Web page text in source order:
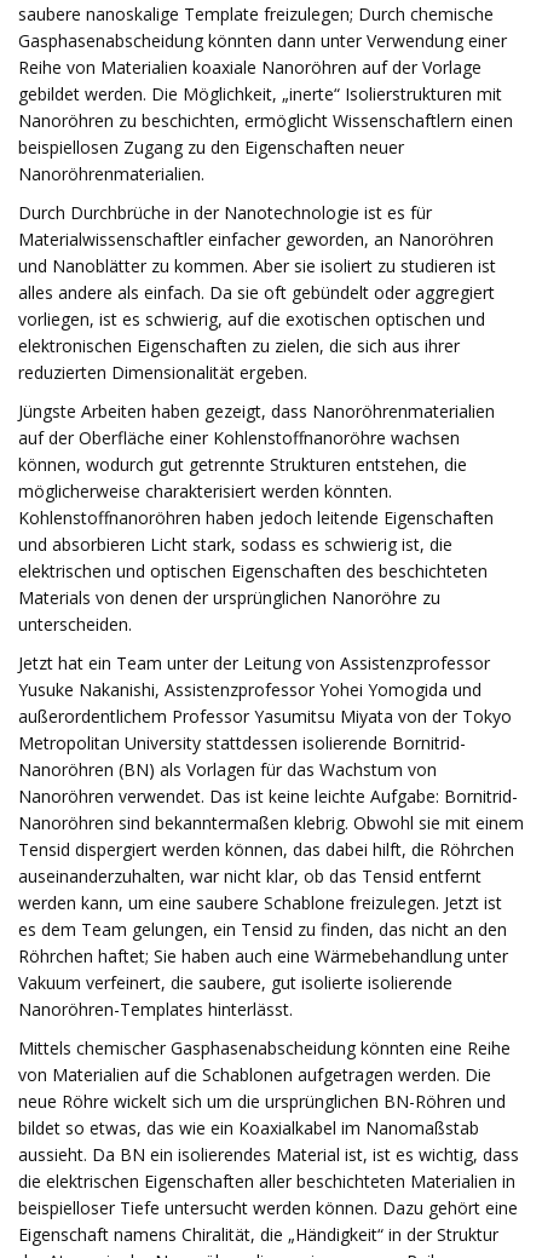
saubere nanoskalige Template freizulegen; Durch chemische
Gasphasenabscheidung könnten dann unter Verwendung einer
Reihe von Materialien koaxiale Nanoröhren auf der Vorlage
gebildet werden. Die Möglichkeit, „inerte“ Isolierstrukturen mit
Nanoröhren zu beschichten, ermöglicht Wissenschaftlern einen
beispiellosen Zugang zu den Eigenschaften neuer
Nanoröhrenmaterialien.
Durch Durchbrüche in der Nanotechnologie ist es für
Materialwissenschaftler einfacher geworden, an Nanoröhren
und Nanoblätter zu kommen. Aber sie isoliert zu studieren ist
alles andere als einfach. Da sie oft gebündelt oder aggregiert
vorliegen, ist es schwierig, auf die exotischen optischen und
elektronischen Eigenschaften zu zielen, die sich aus ihrer
reduzierten Dimensionalität ergeben.
Jüngste Arbeiten haben gezeigt, dass Nanoröhrenmaterialien
auf der Oberfläche einer Kohlenstoffnanoröhre wachsen
können, wodurch gut getrennte Strukturen entstehen, die
möglicherweise charakterisiert werden könnten.
Kohlenstoffnanoröhren haben jedoch leitende Eigenschaften
und absorbieren Licht stark, sodass es schwierig ist, die
elektrischen und optischen Eigenschaften des beschichteten
Materials von denen der ursprünglichen Nanoröhre zu
unterscheiden.
Jetzt hat ein Team unter der Leitung von Assistenzprofessor
Yusuke Nakanishi, Assistenzprofessor Yohei Yomogida und
außerordentlichem Professor Yasumitsu Miyata von der Tokyo
Metropolitan University stattdessen isolierende Bornitrid-
Nanoröhren (BN) als Vorlagen für das Wachstum von
Nanoröhren verwendet. Das ist keine leichte Aufgabe: Bornitrid-
Nanoröhren sind bekanntermaßen klebrig. Obwohl sie mit einem
Tensid dispergiert werden können, das dabei hilft, die Röhrchen
auseinanderzuhalten, war nicht klar, ob das Tensid entfernt
werden kann, um eine saubere Schablone freizulegen. Jetzt ist
es dem Team gelungen, ein Tensid zu finden, das nicht an den
Röhrchen haftet; Sie haben auch eine Wärmebehandlung unter
Vakuum verfeinert, die saubere, gut isolierte isolierende
Nanoröhren-Templates hinterlässt.
Mittels chemischer Gasphasenabscheidung könnten eine Reihe
von Materialien auf die Schablonen aufgetragen werden. Die
neue Röhre wickelt sich um die ursprünglichen BN-Röhren und
bildet so etwas, das wie ein Koaxialkabel im Nanomaßstab
aussieht. Da BN ein isolierendes Material ist, ist es wichtig, dass
die elektrischen Eigenschaften aller beschichteten Materialien in
beispielloser Tiefe untersucht werden können. Dazu gehört eine
Eigenschaft namens Chiralität, die „Händigkeit“ in der Struktur